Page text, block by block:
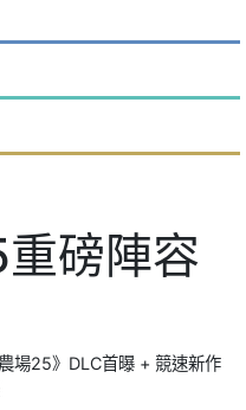
磅陣容
場25》DLC首曝 + 競速新作